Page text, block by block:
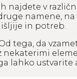
najdete v
namene,
in potreb.
tega, da
lahko